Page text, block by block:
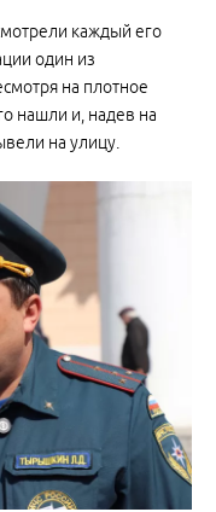
каждый его
один из
на плотное
нашли и, надев на
на улицу.